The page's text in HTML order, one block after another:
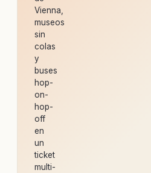
Vienna,
museos
sin
colas
y
buses
hop-
on-
hop-
off
en
un
ticket
multi-